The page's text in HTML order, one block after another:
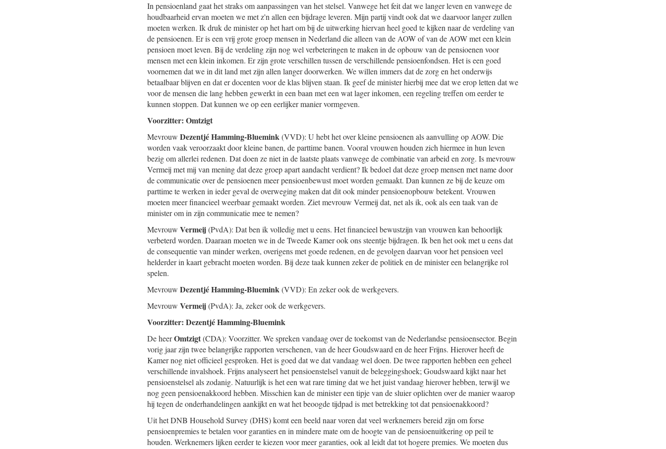
In pensioenland gaat het straks om aanpassingen van het stelsel. Vanwege het feit dat we langer leven en vanwege de
houdbaarheid ervan moeten we met z'n allen een bijdrage leveren. Mijn partij vindt ook dat we daarvoor langer zullen
moeten werken. Ik druk de minister op het hart om bij de uitwerking hiervan heel goed te kijken naar de verdeling van
de pensioenen. Er is een vrij grote groep mensen in Nederland die alleen van de AOW of van de AOW met een klein
pensioen moet leven. Bij de verdeling zijn nog wel verbeteringen te maken in de opbouw van de pensioenen voor
mensen met een klein inkomen. Er zijn grote verschillen tussen de verschillende pensioenfondsen. Het is een goed
voornemen dat we in dit land met zijn allen langer doorwerken. We willen immers dat de zorg en het onderwijs
betaalbaar blijven en dat er docenten voor de klas blijven staan. Ik geef de minister hierbij mee dat we erop letten dat we
voor de mensen die lang hebben gewerkt in een baan met een wat lager inkomen, een regeling treffen om eerder te
kunnen stoppen. Dat kunnen we op een eerlijker manier vormgeven.
Voorzitter: Omtzigt
Mevrouw Dezentjé Hamming-Bluemink(VVD): U hebt het over kleine pensioenen als aanvulling op AOW. Die
worden vaak veroorzaakt door kleine banen, de parttime banen. Vooral vrouwen houden zich hiermee in hun leven
bezig om allerlei redenen. Dat doen ze niet in de laatste plaats vanwege de combinatie van arbeid en zorg. Is mevrouw
Vermeij met mij van mening dat deze groep apart aandacht verdient? Ik bedoel dat deze groep mensen met name door
de communicatie over de pensioenen meer pensioenbewust moet worden gemaakt. Dan kunnen ze bij de keuze om
parttime te werken in ieder geval de overweging maken dat dit ook minder pensioenopbouw betekent. Vrouwen
moeten meer financieel weerbaar gemaakt worden. Ziet mevrouw Vermeij dat, net als ik, ook als een taak van de
minister om in zijn communicatie mee te nemen?
Mevrouw Vermeij(PvdA): Dat ben ik volledig met u eens. Het financieel bewustzijn van vrouwen kan behoorlijk
verbeterd worden. Daaraan moeten we in de Tweede Kamer ook ons steentje bijdragen. Ik ben het ook met u eens dat
de consequentie van minder werken, overigens met goede redenen, en de gevolgen daarvan voor het pensioen veel
helderder in kaart gebracht moeten worden. Bij deze taak kunnen zeker de politiek en de minister een belangrijke rol
spelen.
Mevrouw Dezentjé Hamming-Bluemink(VVD): En zeker ook de werkgevers.
Mevrouw Vermeij(PvdA): Ja, zeker ook de werkgevers.
Voorzitter: Dezentjé Hamming-Bluemink
De heerOmtzigt(CDA): Voorzitter. We spreken vandaag over de toekomst van de Nederlandse pensioensector. Begin
vorig jaar zijn twee belangrijke rapporten verschenen, van de heer Goudswaard en de heer Frijns. Hierover heeft de
Kamer nog niet officieel gesproken. Het is goed dat we dat vandaag wel doen. De twee rapporten hebben een geheel
verschillende invalshoek. Frijns analyseert het pensioenstelsel vanuit de beleggingshoek; Goudswaard kijkt naar het
pensioenstelsel als zodanig. Natuurlijk is het een wat rare timing dat we het juist vandaag hierover hebben, terwijl we
nog geen pensioenakkoord hebben. Misschien kan de minister een tipje van de sluier oplichten over de manier waarop
hij tegen de onderhandelingen aankijkt en wat het beoogde tijdpad is met betrekking tot dat pensioenakkoord?
Uit het DNB Household Survey (DHS) komt een beeld naar voren dat veel werknemers bereid zijn om forse
pensioenpremies te betalen voor garanties en in mindere mate om de hoogte van de pensioenuitkering op peil te
houden. Werknemers lijken eerder te kiezen voor meer garanties, ook al leidt dat tot hogere premies. We moeten dus